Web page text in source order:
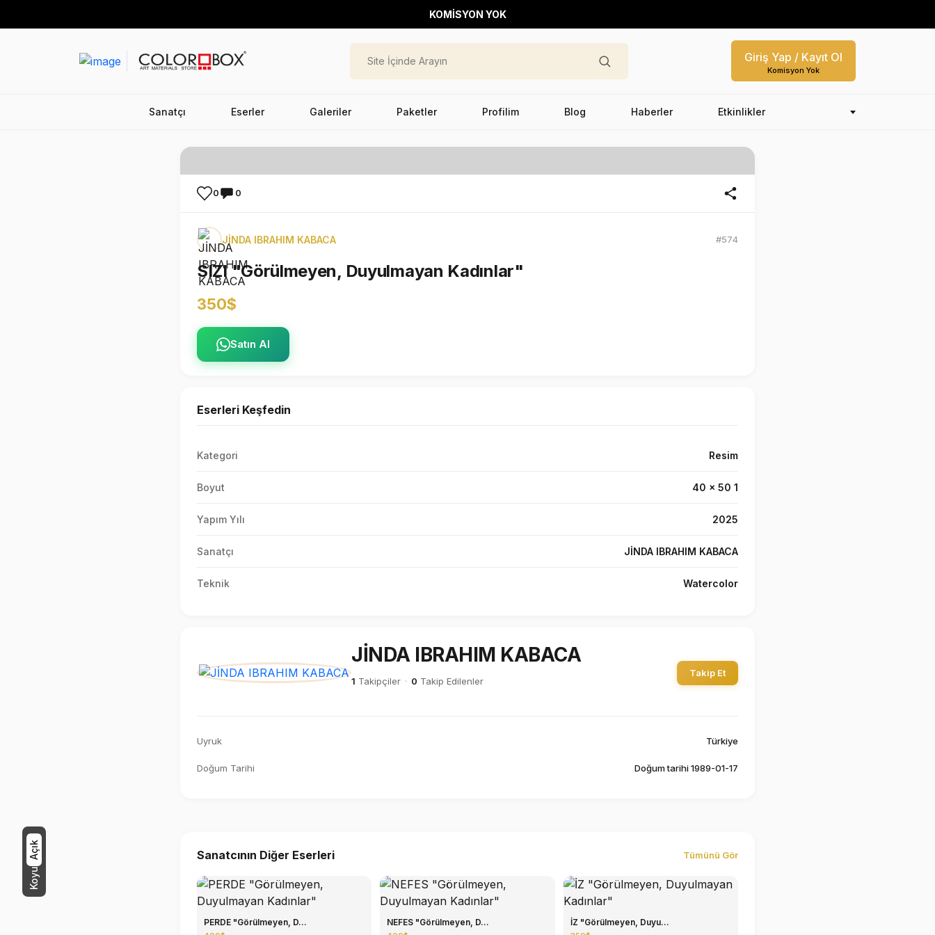
Koyu
Açık
KOMİSYON YOK
Giriş Yap / Kayıt Ol
Komisyon Yok
Sanatçı Eserler Galeriler Paketler Profilim Blog Haberler Etkinlikler
0 0
JİNDA IBRAHIM KABACA #574
SIZI "Görülmeyen, Duyulmayan Kadınlar"
350$
Satın Al
Eserleri Keşfedin
Kategori Resim
Boyut 40 x 50 1
Yapım Yılı 2025
Sanatçı JİNDA IBRAHIM KABACA
Teknik Watercolor
JİNDA IBRAHIM KABACA
1 Takipçiler · 0 Takip Edilenler
Takip Et
Uyruk Türkiye
Doğum Tarihi Doğum tarihi 1989-01-17
Sanatcının Diğer Eserleri Tümünü Gör
PERDE "Görülmeyen, D... NEFES "Görülmeyen, D... İZ "Görülmeyen, Duyu...